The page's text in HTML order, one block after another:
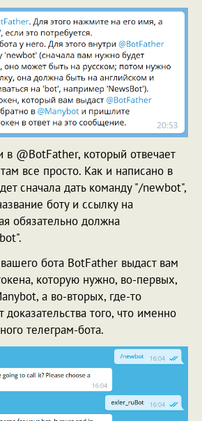
в @BotFather, который отвечает
все просто. Как и написано в
сначала дать команду "/newbot",
боту и ссылку на
обязательно должна
бота BotFather выдаст вам
которую нужно, во-первых,
а во-вторых, где-то
доказательства того, что именно
телеграм-бота.